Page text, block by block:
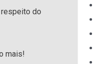
do
mais!